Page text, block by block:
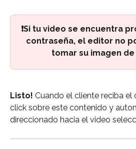
❗Si tu video se encuentra
contraseña, el editor no
tomar su imagen
Listo! Cuando el cliente reciba el
click sobre este contenido y
direccionado hacia el video